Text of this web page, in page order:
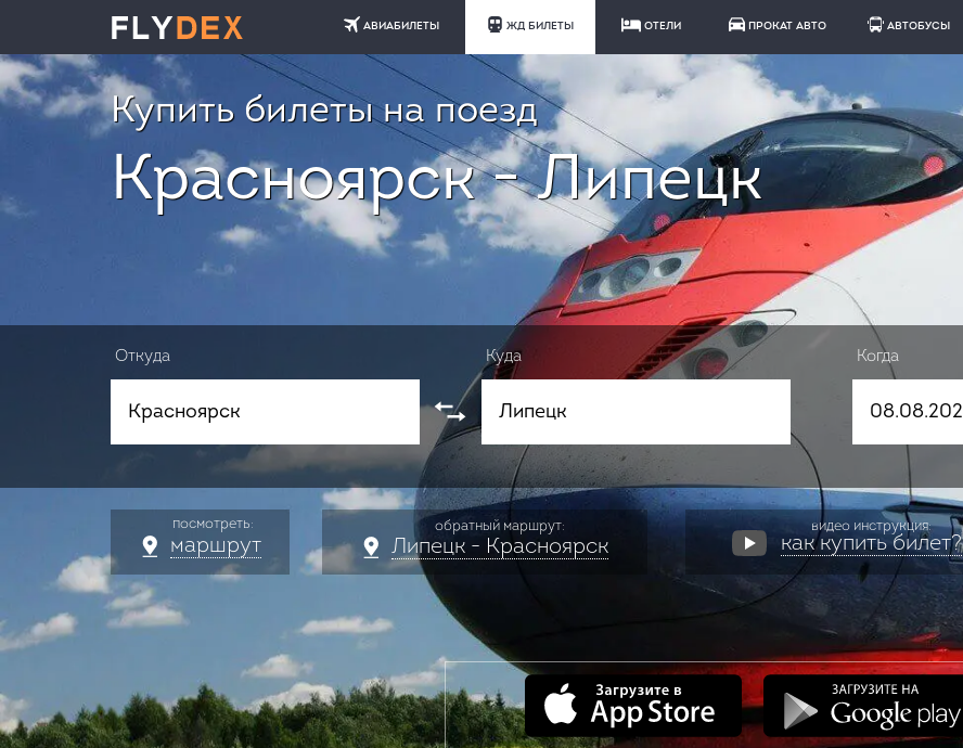
АВИАБИЛЕТЫ ЖД БИЛЕТЫ ОТЕЛИ ПРОКАТ АВТО АВТОБУСЫ
Купить билеты на поезд
Красноярск - Липецк
Откуда Куда Когда
посмотреть:
маршрут
обратный маршрут:
Липецк - Красноярск
видео инструкция:
как купить билет?